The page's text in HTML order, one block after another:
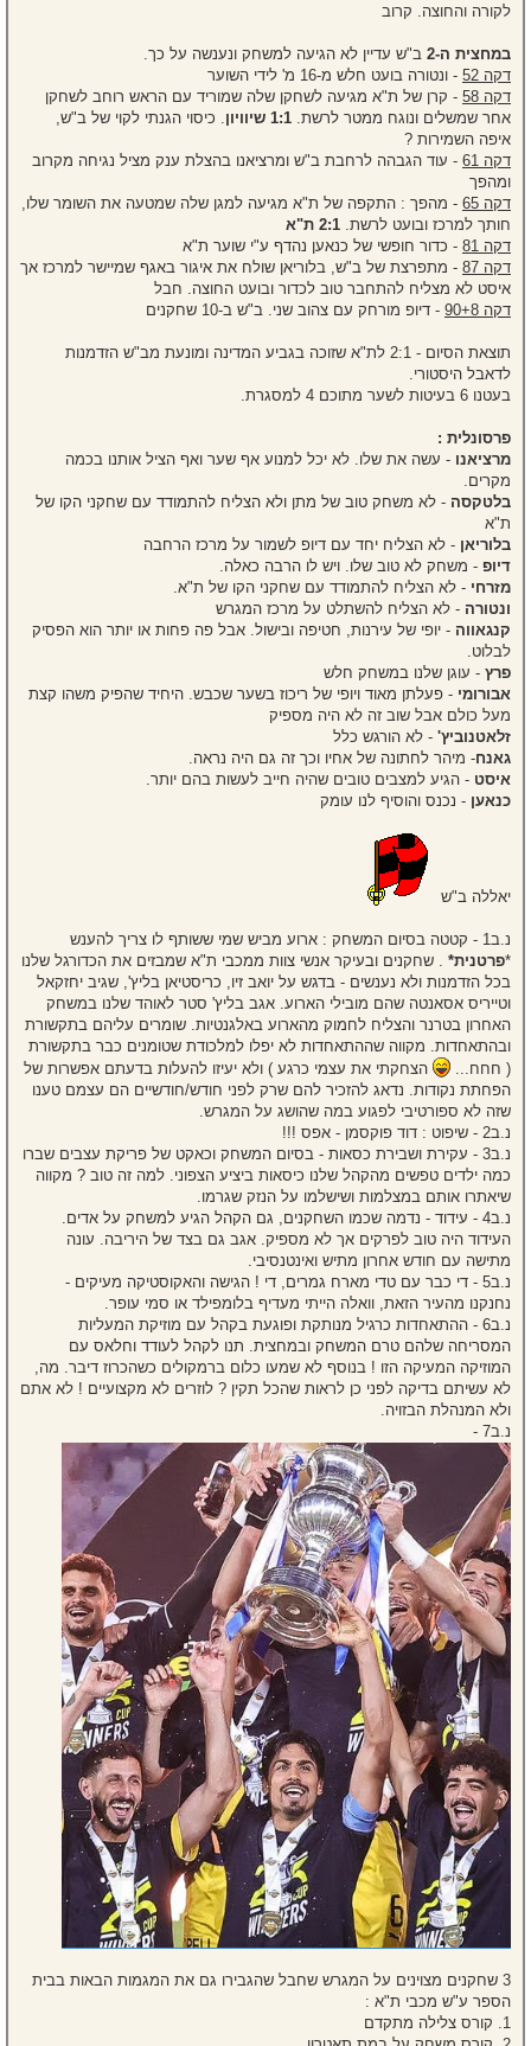
לקורה והחוצה. קרוב
במחצית ה-2
ב"ש עדיין לא הגיעה למשחק ונענשה על כך.
דקה 52
- ונטורה בועט חלש מ-16 מ' לידי השוער
דקה 58
- קרן של ת"א מגיעה לשחקן שלה שמוריד עם הראש רוחב לשחקן
אחר שמשלים ונוגח ממטר לרשת. 1:1 שיוויון
. כיסוי הגנתי לקוי של ב"ש,
איפה השמירות ?
דקה 61
- עוד הגבהה לרחבת ב"ש ומרציאנו בהצלת ענק מציל נגיחה מקרוב
ומהפך
דקה 65
- מהפך : התקפה של ת"א מגיעה למגן שלה שמטעה את השומר שלו,
חותך למרכז ובועט לרשת. 2:1 ת"א
דקה 81
- כדור חופשי של כנאען נהדף ע"י שוער ת"א
דקה 87
- מתפרצת של ב"ש, בלוריאן שולח את איגור באגף שמיישר למרכז אך
איסט לא מצליח להתחבר טוב לכדור ובועט החוצה. חבל
דקה 90+8
- דיופ מורחק עם צהוב שני. ב"ש ב-10 שחקנים
תוצאת הסיום - 2:1 לת"א שזוכה בגביע המדינה ומונעת מב"ש הזדמנות
לדאבל היסטורי.
בעטנו 6 בעיטות לשער מתוכם 4 למסגרת.
פרסונלית :
מרציאנו - עשה את שלו. לא יכל למנוע אף שער ואף הציל אותנו בכמה
מקרים.
בלטקסה - לא משחק טוב של מתן ולא הצליח להתמודד עם שחקני הקו של
ת"א
בלוריאן - לא הצליח יחד עם דיופ לשמור על מרכז הרחבה
דיופ - משחק לא טוב שלו. ויש לו הרבה כאלה.
מזרחי - לא הצליח להתמודד עם שחקני הקו של ת"א.
ונטורה - לא הצליח להשתלט על מרכז המגרש
קנגאווה - יופי של עירנות, חטיפה ובישול. אבל פה פחות או יותר הוא הפסיק
לבלוט.
פרץ - עוגן שלנו במשחק חלש
אבורומי - פעלתן מאוד ויופי של ריכוז בשער שכבש. היחיד שהפיק משהו קצת
מעל כולם אבל שוב זה לא היה מספיק
זלאטנוביץ' - לא הורגש כלל
גאנח- מיהר לחתונה של אחיו וכך זה גם היה נראה.
איסט - הגיע למצבים טובים שהיה חייב לעשות בהם יותר.
כנאען - נכנס והוסיף לנו עומק
יאללה ב"ש
נ.ב1 - קטטה בסיום המשחק : ארוע מביש שמי ששותף לו צריך להענש
*פרטנית* . שחקנים ובעיקר אנשי צוות ממכבי ת"א שמבזים את הכדורגל שלנו
בכל הזדמנות ולא נענשים - בדגש על יואב זיו, כריסטיאן בליץ', שגיב יחזקאל
וטייריס אסאנטה שהם מובילי הארוע. אגב בליץ' סטר לאוהד שלנו במשחק
האחרון בטרנר והצליח לחמוק מהארוע באלגנטיות. שומרים עליהם בתקשורת
ובהתאחדות. מקווה שההתאחדות לא יפלו למלכודת שטומנים כבר בתקשורת
( חחח...
הצחקתי את עצמי כרגע ) ולא יעיזו להעלות בדעתם אפשרות של
הפחתת נקודות. נדאג להזכיר להם שרק לפני חודש/חודשיים הם עצמם טענו
שזה לא ספורטיבי לפגוע במה שהושג על המגרש.
נ.ב2 - שיפוט : דוד פוקסמן - אפס !!!
נ.ב3 - עקירת ושבירת כסאות - בסיום המשחק וכאקט של פריקת עצבים שברו
כמה ילדים טפשים מהקהל שלנו כיסאות ביציע הצפוני. למה זה טוב ? מקווה
שיאתרו אותם במצלמות ושישלמו על הנזק שגרמו.
נ.ב4 - עידוד - נדמה שכמו השחקנים, גם הקהל הגיע למשחק על אדים.
העידוד היה טוב לפרקים אך לא מספיק. אגב גם בצד של היריבה. עונה
מתישה עם חודש אחרון מתיש ואינטנסיבי.
נ.ב5 - די כבר עם טדי מארח גמרים, די ! הגישה והאקוסטיקה מעיקים -
נחנקנו מהעיר הזאת, וואלה הייתי מעדיף בלומפילד או סמי עופר.
נ.ב6 - ההתאחדות כרגיל מנותקת ופוגעת בקהל עם מוזיקת המעליות
המסריחה שלהם טרם המשחק ובמחצית. תנו לקהל לעודד וחלאס עם
המוזיקה המעיקה הזו ! בנוסף לא שמעו כלום ברמקולים כשהכרוז דיבר. מה,
לא עשיתם בדיקה לפני כן לראות שהכל תקין ? לוזרים לא מקצועיים ! לא אתם
ולא המנהלת הבזויה.
נ.ב7 -
3 שחקנים מצוינים על המגרש שחבל שהגבירו גם את המגמות הבאות בבית
הספר ע"ש מכבי ת"א :
1. קורס צלילה מתקדם